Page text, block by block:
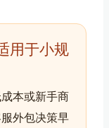
用于小规
本或新手商
外包决策早